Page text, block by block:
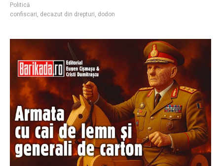
Politică
confiscari, decazut din drepturi, dodon